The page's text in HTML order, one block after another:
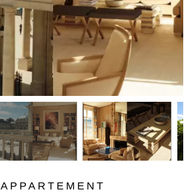
APPARTEMENT